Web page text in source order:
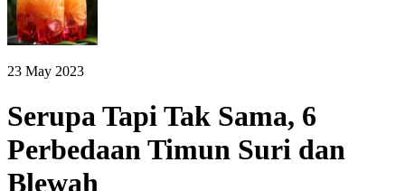
23 May 2023
Serupa Tapi Tak Sama, 6
Perbedaan Timun Suri dan
Blewah